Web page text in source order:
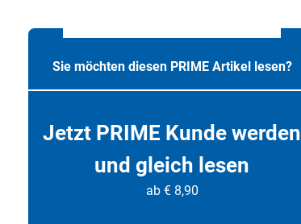
Sie möchten diesen PRIME Artikel lesen?
Jetzt PRIME Kunde werden
und gleich lesen
ab € 8,90